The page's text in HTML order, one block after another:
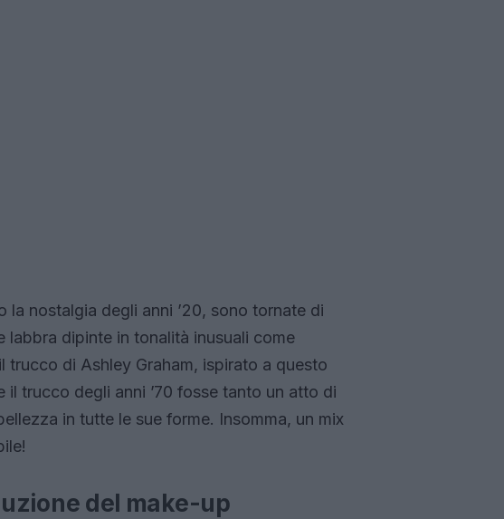
nostalgia degli anni ’20, sono tornate di
dipinte in tonalità inusuali come
trucco di Ashley Graham, ispirato a questo
trucco degli anni ’70 fosse tanto un atto di
in tutte le sue forme. Insomma, un mix
del make-up